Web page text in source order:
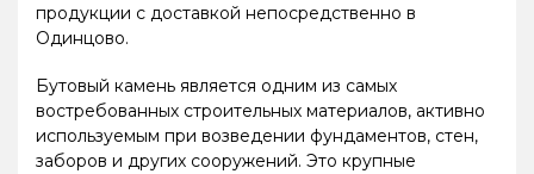
продукции с доставкой непосредственно в
Одинцово.
Бутовый камень является одним из самых
востребованных строительных материалов, активно
используемым при возведении фундаментов, стен,
заборов и других сооружений. Это крупные